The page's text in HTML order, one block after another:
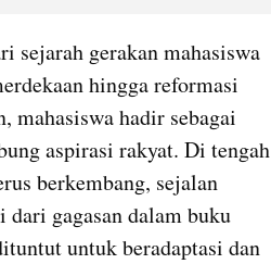
sejarah gerakan mahasiswa
hingga reformasi
mahasiswa hadir sebagai
aspirasi rakyat. Di tengah
berkembang, sejalan
dari gagasan dalam buku
untuk beradaptasi dan